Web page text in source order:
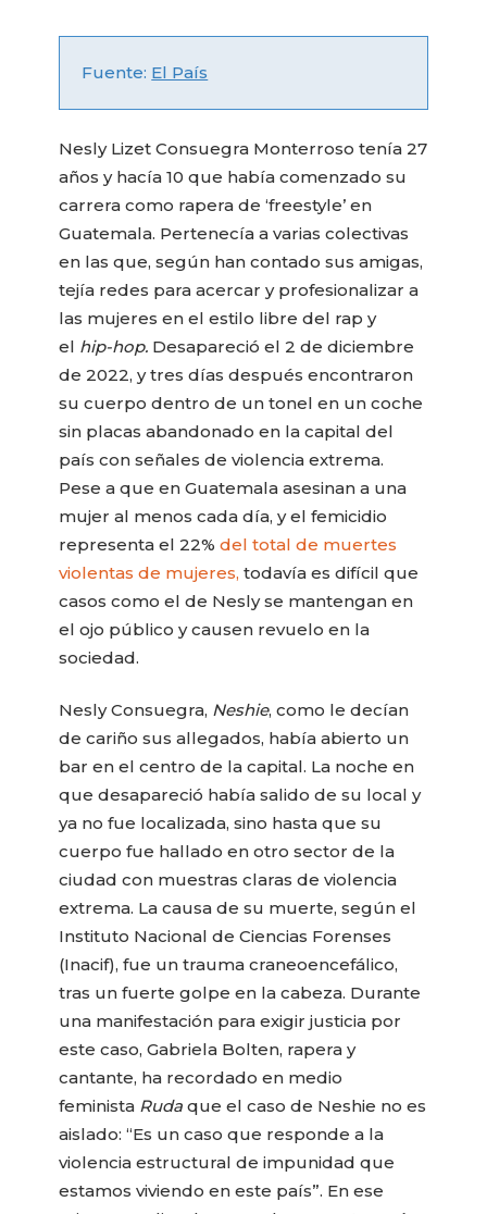
Fuente: El País
Nesly Lizet Consuegra Monterroso tenía 27
años y hacía 10 que había comenzado su
carrera como rapera de ‘freestyle’ en
Guatemala. Pertenecía a varias colectivas
en las que, según han contado sus amigas,
tejía redes para acercar y profesionalizar a
las mujeres en el estilo libre del rap y
el hip-hop. Desapareció el 2 de diciembre
de 2022, y tres días después encontraron
su cuerpo dentro de un tonel en un coche
sin placas abandonado en la capital del
país con señales de violencia extrema.
Pese a que en Guatemala asesinan a una
mujer al menos cada día, y el femicidio
representa el 22%del total de muertes
violentas de mujeres, todavía es difícil que
casos como el de Nesly se mantengan en
el ojo público y causen revuelo en la
sociedad.
Nesly Consuegra, Neshie, como le decían
de cariño sus allegados, había abierto un
bar en el centro de la capital. La noche en
que desapareció había salido de su local y
ya no fue localizada, sino hasta que su
cuerpo fue hallado en otro sector de la
ciudad con muestras claras de violencia
extrema. La causa de su muerte, según el
Instituto Nacional de Ciencias Forenses
(Inacif), fue un trauma craneoencefálico,
tras un fuerte golpe en la cabeza. Durante
una manifestación para exigir justicia por
este caso, Gabriela Bolten, rapera y
cantante, ha recordado en medio
feminista Ruda que el caso de Neshie no es
aislado: “Es un caso que responde a la
violencia estructural de impunidad que
estamos viviendo en este país”. En ese